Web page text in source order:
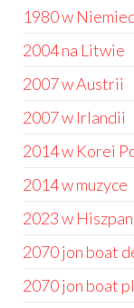
1980 w
2004 na Litwie
2007 w Austrii
2007 w Irlandii
2014 w Korei
2014 w muzyce
2023 w
2070 jon boat
2070 jon boat